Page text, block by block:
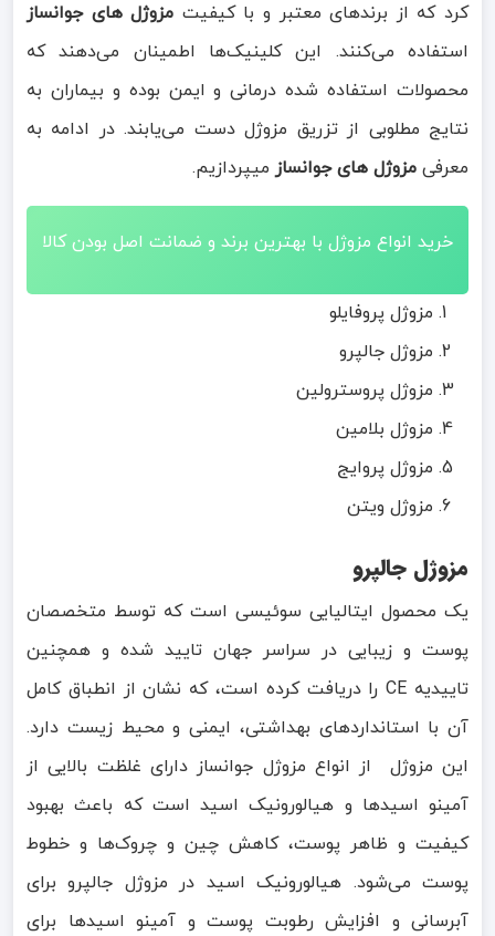
کرد که از برندهای معتبر و با کیفیت مزوژل های جوانساز
استفاده می‌کنند. این کلینیک‌ها اطمینان می‌دهند که
محصولات استفاده شده درمانی و ایمن بوده و بیماران به
نتایج مطلوبی از تزریق مزوژل دست می‌یابند. در ادامه به
معرفی مزوژل های جوانساز میپردازیم.
خرید انواع مزوژل با بهترین برند و ضمانت اصل بودن کالا
مزوژل پروفایلو
مزوژل جالپرو
مزوژل پروسترولین
مزوژل بلامین
مزوژل پروایج
مزوژل ویتن
مزوژل جالپرو
یک محصول ایتالیایی سوئیسی است که توسط متخصصان
پوست و زیبایی در سراسر جهان تایید شده و همچنین
تاییدیه CE را دریافت کرده است، که نشان از انطباق کامل
آن با استانداردهای بهداشتی، ایمنی و محیط زیست دارد.
این مزوژل از انواع مزوژل جوانساز دارای غلظت بالایی از
آمینو اسیدها و هیالورونیک اسید است که باعث بهبود
کیفیت و ظاهر پوست، کاهش چین و چروک‌ها و خطوط
پوست می‌شود. هیالورونیک اسید در مزوژل جالپرو برای
آبرسانی و افزایش رطوبت پوست و آمینو اسیدها برای